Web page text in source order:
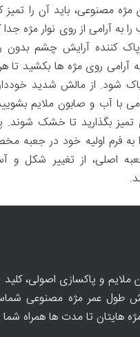
مصنوعی، باید آن را
به آرامی از روی نوار مژه
پاک کننده آرایش چشم بدون
آرامی روی مژه ها بکشید تا
شود. از مالش شدید
با آب و صابون ملایم
تمیز بگذارید تا خشک
به فرم اولیه خود در جعبه
اصلی، از تغییر شکل و
ملایم و پاکسازی اصولی،
طول عمر مژه مصنوعی
هایتان تا مدت ها همراه شما